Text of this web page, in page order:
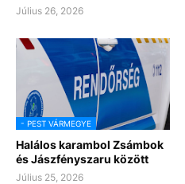
Július 26, 2026
- PEST VÁRMEGYE
Halálos karambol Zsámbok
és Jászfényszaru között
Július 25, 2026